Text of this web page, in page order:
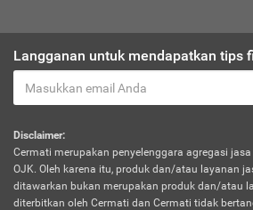
Langganan untuk mendapatkan tips
Disclaimer:
Cermati merupakan penyelenggara agregasi
OJK. Oleh karena itu, produk dan/atau layanan
ditawarkan bukan merupakan produk dan/atau
diterbitkan oleh Cermati dan Cermati tidak